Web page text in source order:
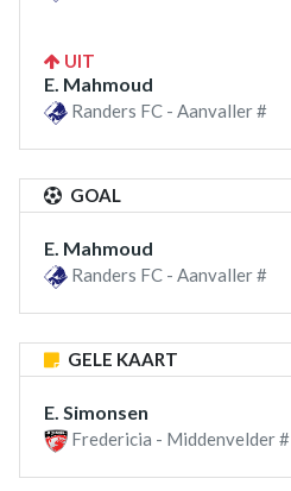
UIT
E. Mahmoud
Randers FC - Aanvaller #
GOAL
E. Mahmoud
Randers FC - Aanvaller #
GELE KAART
E. Simonsen
Fredericia - Middenvelder #